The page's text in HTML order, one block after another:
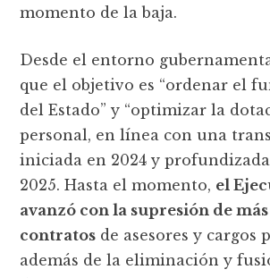
momento de la baja.
Desde el entorno
que el objetivo es “ordenar el
del Estado” y “optimizar la
personal, en línea con una
iniciada en 2024 y
2025. Hasta el momento, el
avanzó con la supresión de
contratos de asesores y cargos
además de la eliminación y